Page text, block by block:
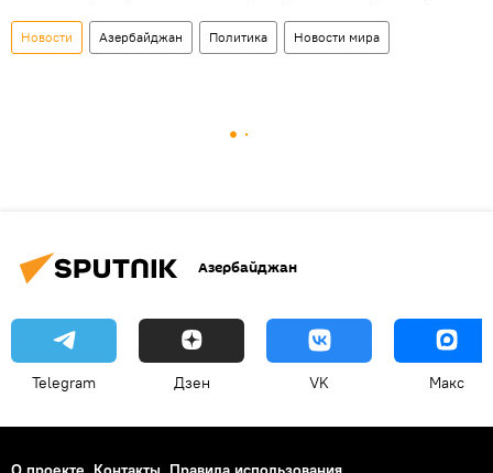
Новости Азербайджан Политика Новости мира
Азербайджан
Telegram Дзен VK Макс